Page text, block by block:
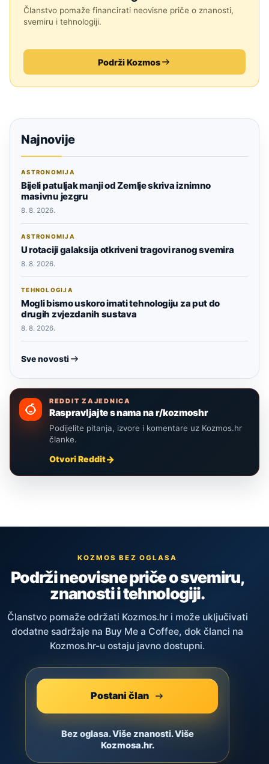
Članstvo pomaže financirati neovisne priče o znanosti,
svemiru i tehnologiji.
Podrži Kozmos
Najnovije
ASTRONOMIJA
Bijeli patuljak manji od Zemlje skriva iznimno
masivnu jezgru
8. 8. 2026.
ASTRONOMIJA
U rotaciji galaksija otkriveni tragovi ranog svemira
8. 8. 2026.
TEHNOLOGIJA
Mogli bismo uskoro imati tehnologiju za put do
drugih zvjezdanih sustava
8. 8. 2026.
Sve novosti
REDDIT ZAJEDNICA
Raspravljajte s nama na r/kozmoshr
Podijelite pitanja, izvore i komentare uz Kozmos.hr
članke.
Otvori Reddit
KOZMOS BEZ OGLASA
Podrži neovisne priče o svemiru,
znanosti i tehnologiji.
Članstvo pomaže održati Kozmos.hr i može uključivati
dodatne sadržaje na Buy Me a Coffee, dok članci na
Kozmos.hr-u ostaju javno dostupni.
Postani član
Bez oglasa. Više znanosti. Više
Kozmosa.hr.